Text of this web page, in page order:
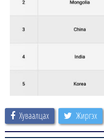
Хуваалцах Жиргэх